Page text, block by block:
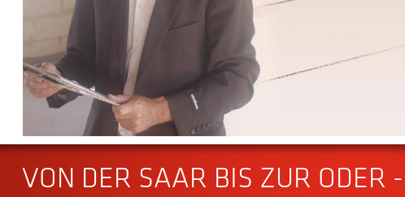
VON DER SAAR BIS ZUR ODER